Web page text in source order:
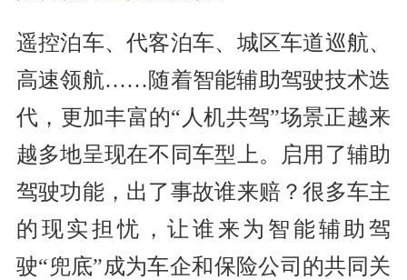
遥控泊车、代客泊车、城区车道巡航、
高速领航……随着智能辅助驾驶技术迭
代，更加丰富的“人机共驾”场景正越来
越多地呈现在不同车型上。启用了辅助
驾驶功能，出了事故谁来赔？很多车主
的现实担忧，让谁来为智能辅助驾
驶“兜底”成为车企和保险公司的共同关